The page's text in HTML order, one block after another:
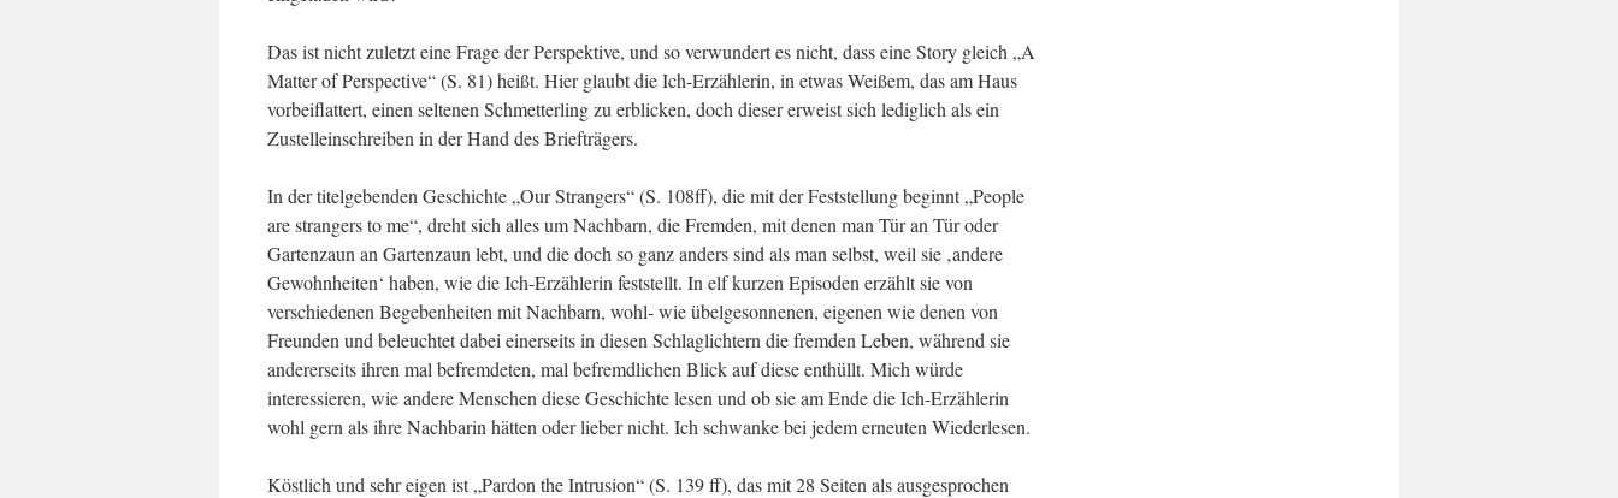
Das ist nicht zuletzt eine Frage der Perspektive, und so verwundert es nicht, dass eine Story gleich „A
Matter of Perspective“ (S. 81) heißt. Hier glaubt die Ich-Erzählerin, in etwas Weißem, das am Haus
vorbeiflattert, einen seltenen Schmetterling zu erblicken, doch dieser erweist sich lediglich als ein
Zustelleinschreiben in der Hand des Briefträgers.
In der titelgebenden Geschichte „Our Strangers“ (S. 108ff), die mit der Feststellung beginnt „People
are strangers to me“, dreht sich alles um Nachbarn, die Fremden, mit denen man Tür an Tür oder
Gartenzaun an Gartenzaun lebt, und die doch so ganz anders sind als man selbst, weil sie ‚andere
Gewohnheiten‘ haben, wie die Ich-Erzählerin feststellt. In elf kurzen Episoden erzählt sie von
verschiedenen Begebenheiten mit Nachbarn, wohl- wie übelgesonnenen, eigenen wie denen von
Freunden und beleuchtet dabei einerseits in diesen Schlaglichtern die fremden Leben, während sie
andererseits ihren mal befremdeten, mal befremdlichen Blick auf diese enthüllt. Mich würde
interessieren, wie andere Menschen diese Geschichte lesen und ob sie am Ende die Ich-Erzählerin
wohl gern als ihre Nachbarin hätten oder lieber nicht. Ich schwanke bei jedem erneuten Wiederlesen.
Köstlich und sehr eigen ist „Pardon the Intrusion“ (S. 139 ff), das mit 28 Seiten als ausgesprochen